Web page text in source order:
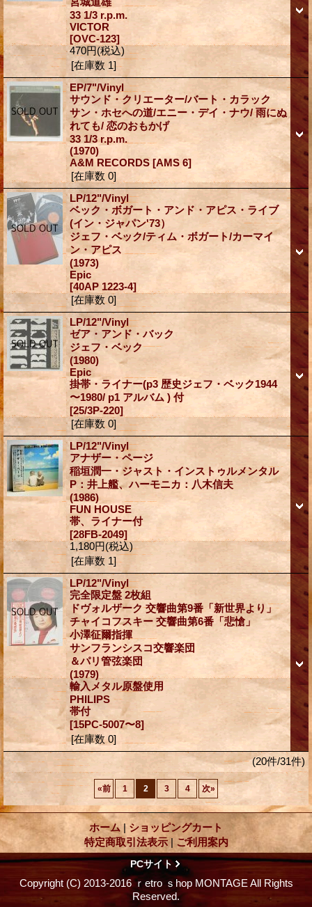
33 1/3 r.p.m.
VICTOR
[OVC-123]
470円(税込)
[在庫数 1]
EP/7"/Vinyl
サウンド・クリエーター/バート・カラック
サン・ホセへの道/エニー・デイ・ナウ/ 雨にぬ
れても/ 恋のおもかげ
33 1/3 r.p.m.
(1970)
A&M RECORDS [AMS 6]
[在庫数 0]
LP/12"/Vinyl
ベック・ボガート・アンド・アピス・ライブ
(イン・ジャパン'73）
ジェフ・ベック/ティム・ボガート/カーマイ
ン・アピス
(1973)
Epic
[40AP 1223-4]
[在庫数 0]
LP/12"/Vinyl
ゼア・アンド・バック
ジェフ・ベック
(1980)
Epic
掛帯・ライナー(p3 歴史ジェフ・ベック1944
〜1980/ p1 アルバム ) 付
[25/3P-220]
[在庫数 0]
LP/12"/Vinyl
アナザー・ページ
稲垣潤一・ジャスト・インストゥルメンタル
P：井上艦、ハーモニカ：八木信夫
(1986)
FUN HOUSE
帯、ライナー付
[28FB-2049]
1,180円(税込)
[在庫数 1]
LP/12"/Vinyl
完全限定盤 2枚組
ドヴォルザーク 交響曲第9番「新世界より」
チャイコフスキー 交響曲第6番「悲愴」
小澤征爾指揮
サンフランシスコ交響楽団
＆パリ管弦楽団
(1979)
輸入メタル原盤使用
PHILIPS
帯付
[15PC-5007〜8]
[在庫数 0]
(20件/31件)
«前 1 2 3 4 次»
ホーム | ショッピングカート
特定商取引法表示 | ご利用案内
PCサイト
Copyright (C) 2013-2016 ｒetro ｓhop MONTAGE All Rights
Reserved.